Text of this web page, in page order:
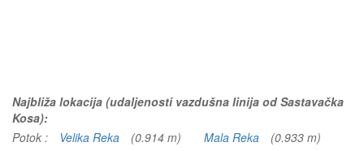
Najbliža lokacija (udaljenosti vazdušna linija od Sastavačka
Kosa):
Potok :
Velika Reka (0.914 m) Mala Reka
(0.933 m)